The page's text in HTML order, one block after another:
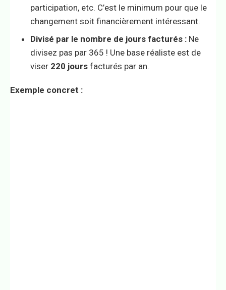
participation, etc. C’est le minimum pour que le
changement soit financièrement intéressant.
Divisé par le nombre de jours facturés : Ne
divisez pas par 365 ! Une base réaliste est de
viser 220 jours facturés par an.
Exemple concret :